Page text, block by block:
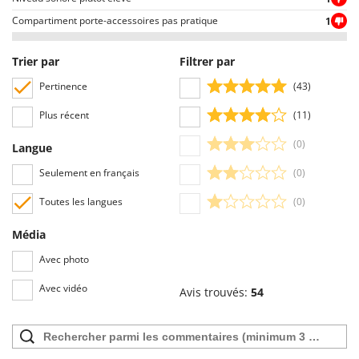
Compartiment porte-accessoires pas pratique
1
Trier par
Pertinence
Plus récent
Langue
Seulement en français
Toutes les langues
Média
Avec photo
Avec vidéo
Filtrer par
(43)
(11)
(0)
(0)
(0)
Avis trouvés: 54